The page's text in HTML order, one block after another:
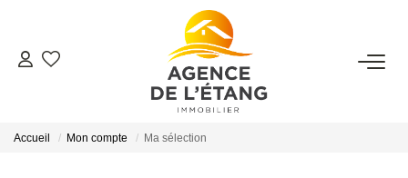
ACHETER
LOUER
Accueil Mon compte Ma sélection